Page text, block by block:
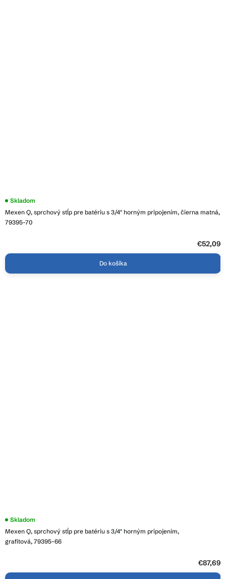
Mexen Q, sprchový stĺp pre batériu s 3/4" horným pripojením, čierna matná,
79395-70
Skladom
€52,09
Do košíka
Mexen Q, sprchový stĺp pre batériu s 3/4" horným pripojením,
grafitová, 79395-66
Skladom
€87,69